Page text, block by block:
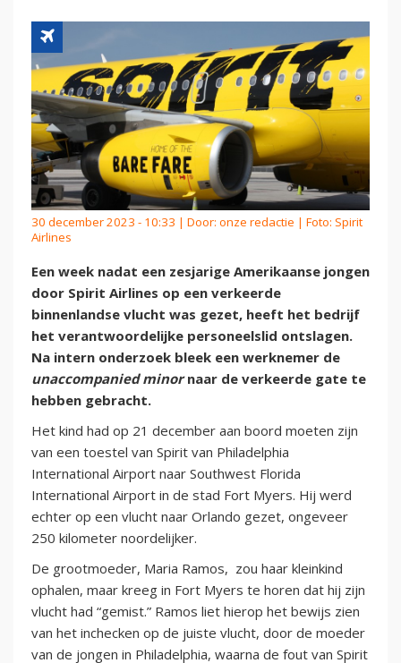
30 december 2023 - 10:33 | Door: onze redactie | Foto: Spirit
Airlines
Een week nadat een zesjarige Amerikaanse jongen
door Spirit Airlines op een verkeerde
binnenlandse vlucht was gezet, heeft het bedrijf
het verantwoordelijke personeelslid ontslagen.
Na intern onderzoek bleek een werknemer de
unaccompanied minornaar de verkeerde gate te
hebben gebracht.
Het kind had op 21 december aan boord moeten zijn
van een toestel van Spirit van Philadelphia
International Airport naar Southwest Florida
International Airport in de stad Fort Myers. Hij werd
echter op een vlucht naar Orlando gezet, ongeveer
250 kilometer noordelijker.
De grootmoeder, Maria Ramos, zou haar kleinkind
ophalen, maar kreeg in Fort Myers te horen dat hij zijn
vlucht had “gemist.” Ramos liet hierop het bewijs zien
van het inchecken op de juiste vlucht, door de moeder
van de jongen in Philadelphia, waarna de fout van Spirit